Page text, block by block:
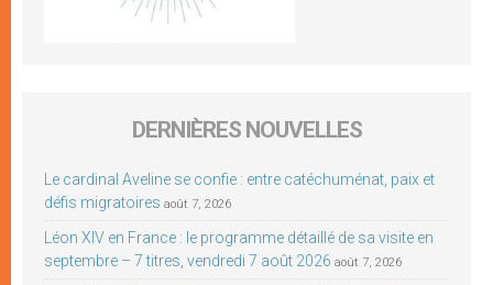
DERNIÈRES NOUVELLES
Le cardinal Aveline se confie : entre catéchuménat, paix et
défis migratoires août 7, 2026
Léon XIV en France : le programme détaillé de sa visite en
septembre – 7 titres, vendredi 7 août 2026 août 7, 2026